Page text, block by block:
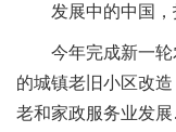
发展中的中国，
今年完成新一
的城镇老旧小区改
老和家政服务业发